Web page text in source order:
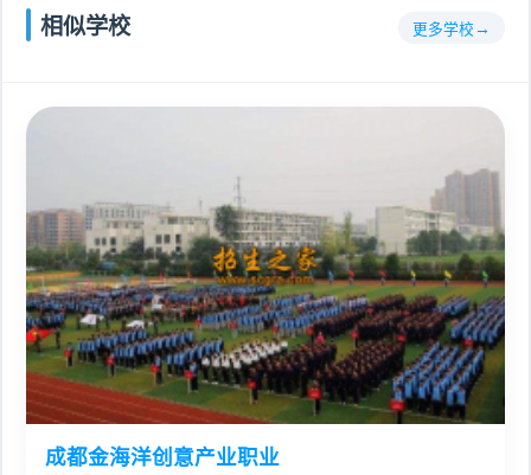
相似学校 更多学校
成都金海洋创意产业职业